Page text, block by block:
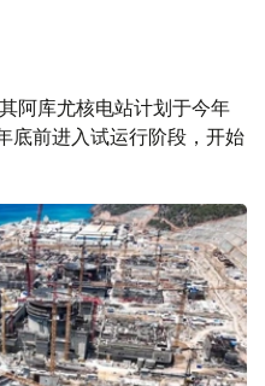
阿库尤核电站计划于今年
底前进入试运行阶段，开始